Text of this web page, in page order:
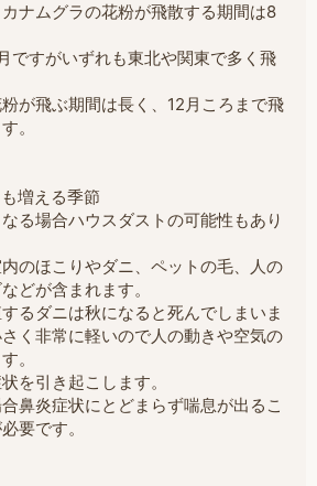
ナムグラの花粉が飛散する期間は8
ですがいずれも東北や関東で多く飛
が飛ぶ期間は長く、12月ころまで飛
。
増える季節
る場合ハウスダストの可能性もあり
のほこりやダニ、ペットの毛、人の
どが含まれます。
るダニは秋になると死んでしまいま
く非常に軽いので人の動きや空気の
。
を引き起こします。
鼻炎症状にとどまらず喘息が出るこ
要です。